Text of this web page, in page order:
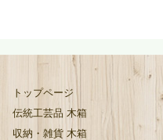
トップページ
伝統工芸品 木箱
収納・雑貨 木箱